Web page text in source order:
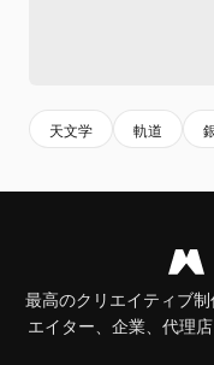
天文学 軌道
最高のクリエイティブ
エイター、企業、代理